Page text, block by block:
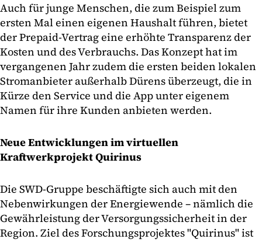
Auch für junge Menschen, die zum Beispiel zum
ersten Mal einen eigenen Haushalt führen, bietet
der Prepaid-Vertrag eine erhöhte Transparenz der
Kosten und des Verbrauchs. Das Konzept hat im
vergangenen Jahr zudem die ersten beiden lokalen
Stromanbieter außerhalb Dürens überzeugt, die in
Kürze den Service und die App unter eigenem
Namen für ihre Kunden anbieten werden.
Neue Entwicklungen im virtuellen
Kraftwerkprojekt Quirinus
Die SWD-Gruppe beschäftigte sich auch mit den
Nebenwirkungen der Energiewende – nämlich die
Gewährleistung der Versorgungssicherheit in der
Region. Ziel des Forschungsprojektes "Quirinus" ist